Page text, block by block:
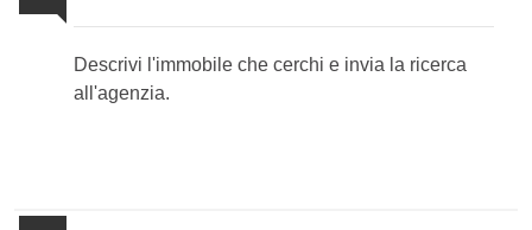
Descrivi l'immobile che cerchi e invia la ricerca
all'agenzia.